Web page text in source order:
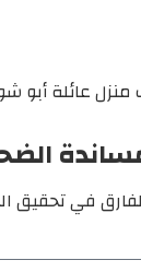
منزل عائلة
في تحقيق